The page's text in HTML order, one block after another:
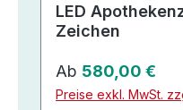
LED
Zeichen
Regulärer Preis:
Ab 580,00 €
Preise exkl. MwSt.